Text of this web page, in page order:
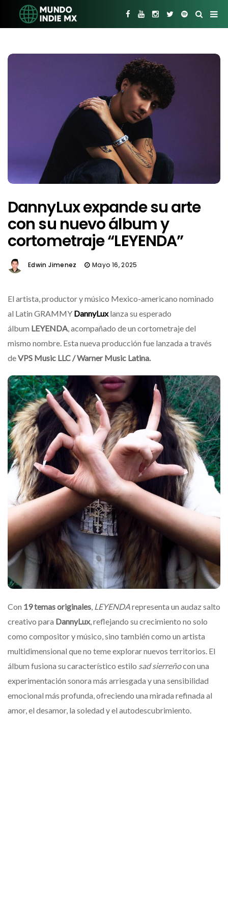
DannyLux expande su arte
con su nuevo álbum y
cortometraje “LEYENDA”
Edwin Jimenez Mayo 16, 2025
El artista, productor y músico Mexico-americano nominado
al Latin GRAMMY DannyLuxlanza su esperado
álbum LEYENDA, acompañado de un cortometraje del
mismo nombre. Esta nueva producción fue lanzada a través
deVPS Music LLC / Warner Music Latina.
Con 19 temas originales, LEYENDArepresenta un audaz salto
creativo para DannyLux, reflejando su crecimiento no solo
como compositor y músico, sino también como un artista
multidimensional que no teme explorar nuevos territorios. El
álbum fusiona su característico estilo sad sierreñocon una
experimentación sonora más arriesgada y una sensibilidad
emocional más profunda, ofreciendo una mirada refinada al
amor, el desamor, la soledad y el autodescubrimiento.